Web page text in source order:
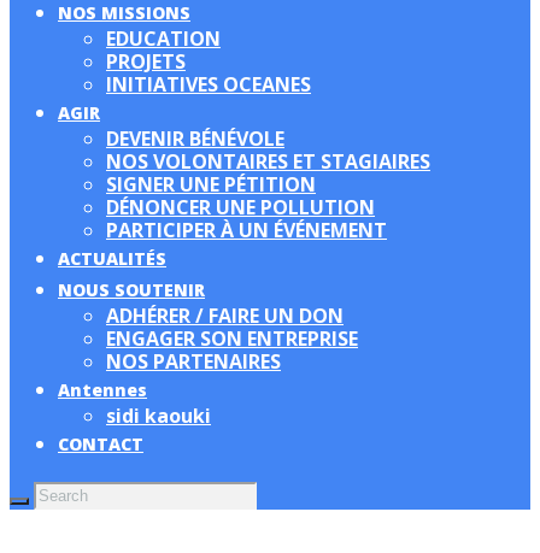
NOS MISSIONS
EDUCATION
PROJETS
INITIATIVES OCEANES
AGIR
DEVENIR BÉNÉVOLE
NOS VOLONTAIRES ET STAGIAIRES
SIGNER UNE PÉTITION
DÉNONCER UNE POLLUTION
PARTICIPER À UN ÉVÉNEMENT
ACTUALITÉS
NOUS SOUTENIR
ADHÉRER / FAIRE UN DON
ENGAGER SON ENTREPRISE
NOS PARTENAIRES
Antennes
sidi kaouki
CONTACT